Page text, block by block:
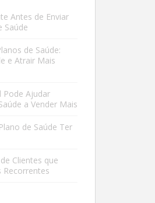
Antes de Enviar
Saúde
de Saúde:
e Atrair Mais
Pode Ajudar
a Vender Mais
de Saúde Ter
Clientes que
Recorrentes